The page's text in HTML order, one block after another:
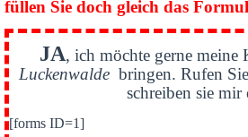
füllen Sie doch gleich das
JA, ich möchte gerne
Luckenwaldebringen. Rufen
schreiben sie
[forms ID=1]